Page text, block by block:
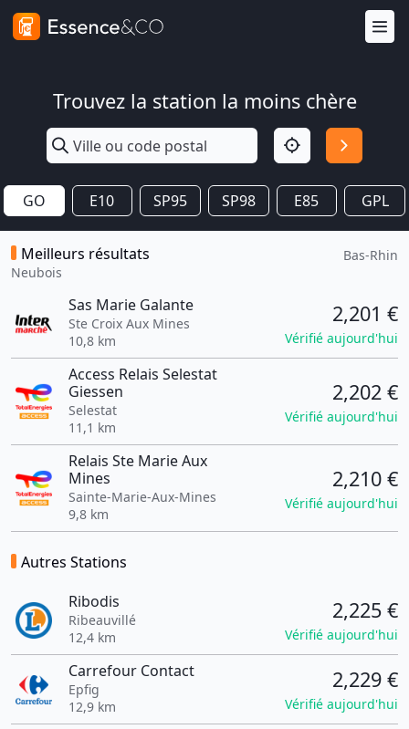
Trouvez la station la moins chère
GO E10 SP95 SP98 E85 GPL
Meilleurs résultats
Neubois
Bas-Rhin
Sas Marie Galante
Ste Croix Aux Mines
10,8 km
2,201 €
Vérifié aujourd'hui
Access Relais Selestat
Giessen
Selestat
11,1 km
2,202 €
Vérifié aujourd'hui
Relais Ste Marie Aux
Mines
Sainte-Marie-Aux-Mines
9,8 km
2,210 €
Vérifié aujourd'hui
Autres Stations
Ribodis
Ribeauvillé
12,4 km
2,225 €
Vérifié aujourd'hui
Carrefour Contact
Epfig
12,9 km
2,229 €
Vérifié aujourd'hui